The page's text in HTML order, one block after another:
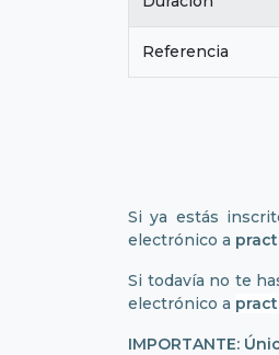
Referencia
Si ya estás
electrónico a
Si todavía no te
electrónico a
IMPORTANTE: